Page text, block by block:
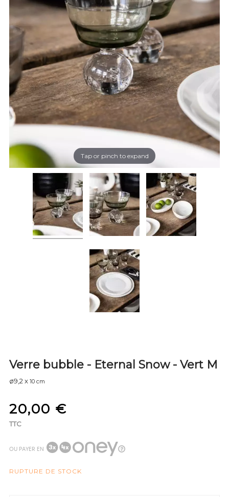
Tap or pinch to expand
Verre bubble - Eternal Snow - Vert M
ø9,2 x 10 cm
20,00 €
TTC
OU PAYER EN
RUPTURE DE STOCK